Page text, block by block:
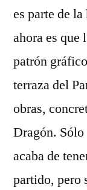
es parte de
ahora es que
patrón
terraza del
obras,
Dragón. Sólo
acaba de
partido, pero